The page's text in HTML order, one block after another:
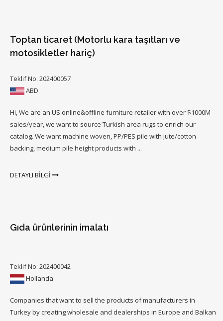
Toptan ticaret (Motorlu kara taşıtları ve
motosikletler hariç)
Teklif No: 202400057
ABD
Hi, We are an US online&offline furniture retailer with over $1000M
sales/year, we want to source Turkish area rugs to enrich our
catalog. We want machine woven, PP/PES pile with jute/cotton
backing, medium pile height products with ...
DETAYLI BİLGİ
Gıda ürünlerinin imalatı
Teklif No: 202400042
Hollanda
Companies that want to sell the products of manufacturers in
Turkey by creating wholesale and dealerships in Europe and Balkan